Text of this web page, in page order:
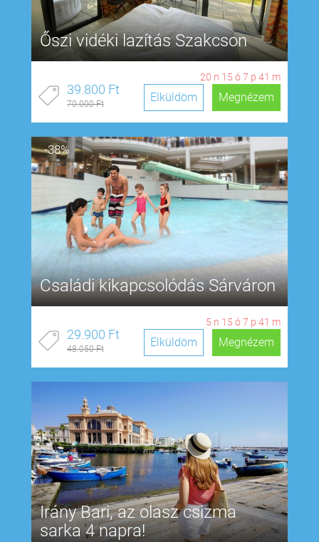
Őszi vidéki lazítás Szakcson
20 n 15 ó7 p 40 m
39.800 Ft
70.000 Ft Megnézem
Elküldöm
-38%
Családi kikapcsolódás Sárváron
5 n 15 ó7 p 40 m
29.900 Ft
48.050 Ft Megnézem
Elküldöm
Irány Bari, az olasz csizma
sarka 4 napra!